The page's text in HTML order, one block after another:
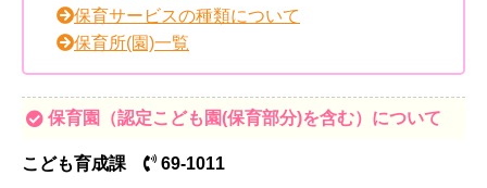
保育サービスの種類について
保育所(園)一覧
保育園（認定こども園(保育部分)を含む）について
こども育成課 69-1011